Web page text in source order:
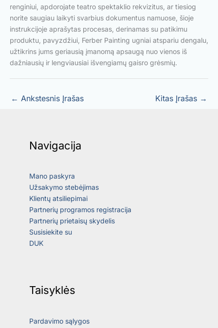
renginiui, apdorojate teatro spektaklio rekvizitus, ar tiesiog
norite saugiau laikyti svarbius dokumentus namuose, šioje
instrukcijoje aprašytas procesas, derinamas su patikimu
produktu, pavyzdžiui, Ferber Painting ugniai atspariu dengalu,
užtikrins jums geriausią įmanomą apsaugą nuo vienos iš
dažniausių ir lengviausiai išvengiamų gaisro grėsmių.
← Ankstesnis Įrašas Kitas Įrašas →
Navigacija
Mano paskyra
Užsakymo stebėjimas
Klientų atsiliepimai
Partnerių programos registracija
Partnerių prietaisų skydelis
Susisiekite su
DUK
Taisyklės
Pardavimo sąlygos